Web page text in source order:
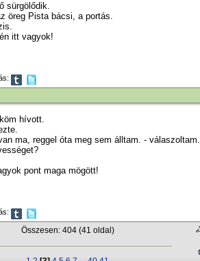
sürgölődik.
öreg Pista bácsi, a portás.
itt vagyok!
hívott.
ma, reggel óta meg sem álltam. - válaszoltam.
pont maga mögött!
Összesen: 404 (41 oldal)